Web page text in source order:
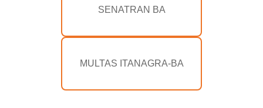
SENATRAN BA
MULTAS ITANAGRA-BA